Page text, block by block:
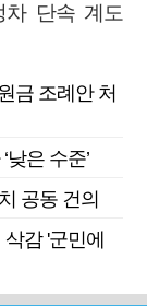
차 단속 계도
금 조례안 처
은 수준’
공동 건의
감 '군민에